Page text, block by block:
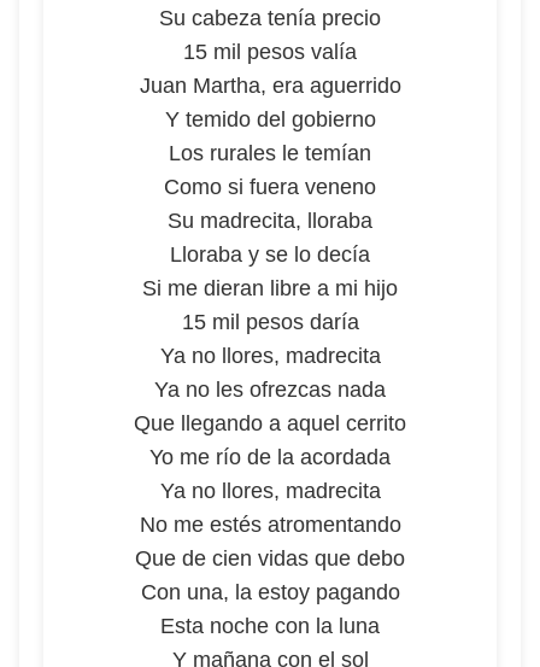
Su cabeza tenía precio
15 mil pesos valía
Juan Martha, era aguerrido
Y temido del gobierno
Los rurales le temían
Como si fuera veneno
Su madrecita, lloraba
Lloraba y se lo decía
Si me dieran libre a mi hijo
15 mil pesos daría
Ya no llores, madrecita
Ya no les ofrezcas nada
Que llegando a aquel cerrito
Yo me río de la acordada
Ya no llores, madrecita
No me estés atromentando
Que de cien vidas que debo
Con una, la estoy pagando
Esta noche con la luna
Y mañana con el sol